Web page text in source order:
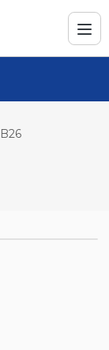
B26